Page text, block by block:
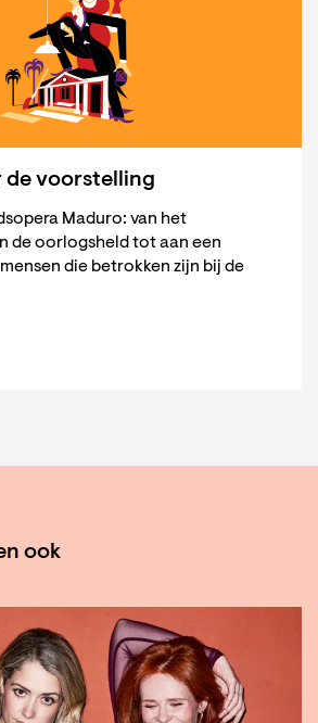
de voorstelling
Maduro: van het
de oorlogsheld tot aan een
die betrokken zijn bij de
ook